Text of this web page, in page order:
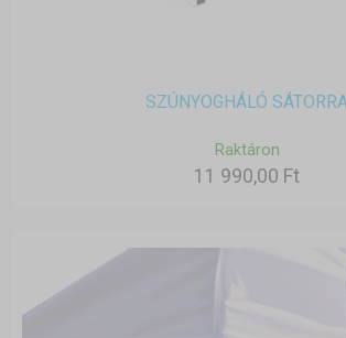
SZÚNYOGHÁLÓ
Raktáron
11 990,00 Ft